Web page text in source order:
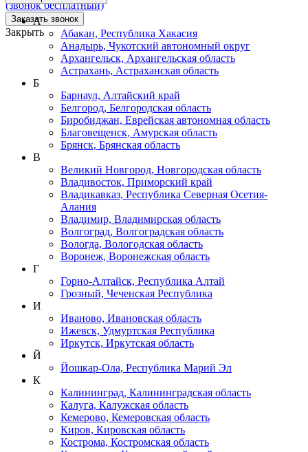
(звонок бесплатный)
Заказать звонок
Закрыть
А
Абакан, Республика Хакасия
Анадырь, Чукотский автономный округ
Архангельск, Архангельская область
Астрахань, Астраханская область
Б
Барнаул, Алтайский край
Белгород, Белгородская область
Биробиджан, Еврейская автономная область
Благовещенск, Амурская область
Брянск, Брянская область
В
Великий Новгород, Новгородская область
Владивосток, Приморский край
Владикавказ, Республика Северная Осетия-
Алания
Владимир, Владимирская область
Волгоград, Волгоградская область
Вологда, Вологодская область
Воронеж, Воронежская область
Г
Горно-Алтайск, Республика Алтай
Грозный, Чеченская Республика
И
Иваново, Ивановская область
Ижевск, Удмуртская Республика
Иркутск, Иркутская область
Й
Йошкар-Ола, Республика Марий Эл
К
Калининград, Калининградская область
Калуга, Калужская область
Кемерово, Кемеровская область
Киров, Кировская область
Кострома, Костромская область